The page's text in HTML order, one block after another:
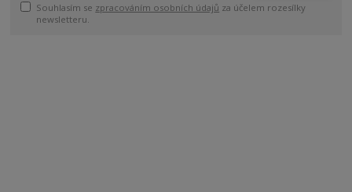
Souhlasím se zpracováním osobních údajů za účelem rozesílky
newsletteru.